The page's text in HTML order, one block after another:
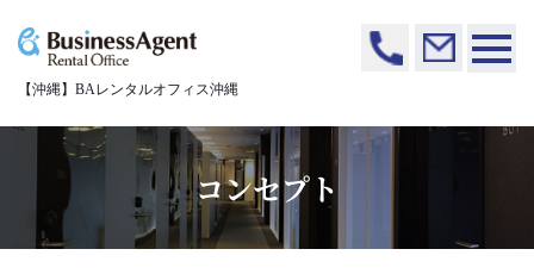
【沖縄】BAレンタルオフィス沖縄
コンセプト